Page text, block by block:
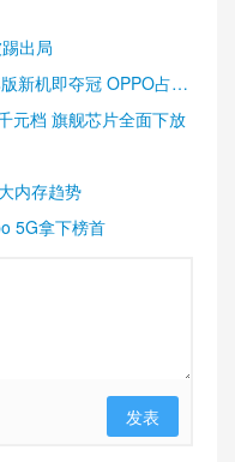
出局
新机即夺冠 OPPO占据
元档 旗舰芯片全面下放
内存趋势
5G拿下榜首
发表